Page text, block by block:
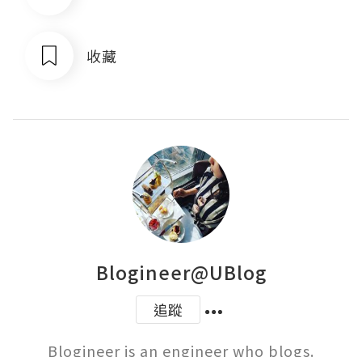
收藏
Blogineer@UBlog
追蹤
Blogineer is an engineer who blogs.